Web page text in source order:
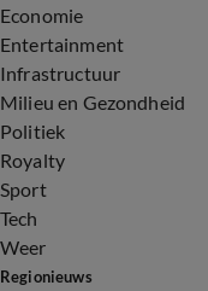
Economie
Entertainment
Infrastructuur
Milieu en Gezondheid
Politiek
Royalty
Sport
Tech
Weer
Regionieuws